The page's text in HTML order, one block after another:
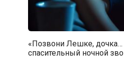
«Позвони Лешке,
спасительный ночной